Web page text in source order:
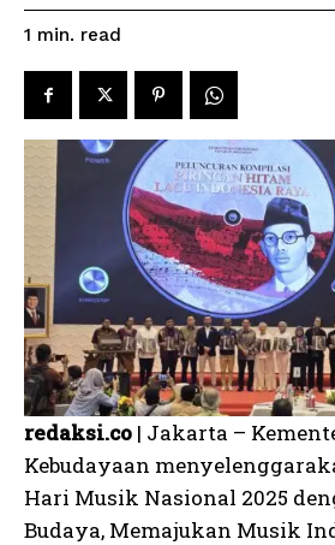
1 min. read
redaksi.co | Jakarta –
Kebudayaan
Hari Musik Nasional 2025
Budaya, Memajukan Musik